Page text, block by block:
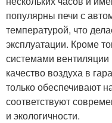
популярны печи с
температурой, что
эксплуатации. Кроме
системами
качество воздуха в
только обеспечивают
соответствуют
и экологичности.